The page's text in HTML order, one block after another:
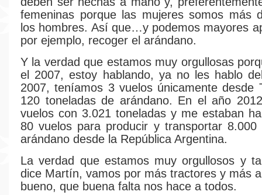
femeninas porque las mujeres somos más
los hombres. Así que…y podemos mayores
por ejemplo, recoger el arándano.
Y la verdad que estamos muy orgullosas
el 2007, estoy hablando, ya no les hablo
2007, teníamos 3 vuelos únicamente desde
120 toneladas de arándano. En el año
vuelos con 3.021 toneladas y me estaban
80 vuelos para producir y transportar 8.000
arándano desde la República Argentina.
La verdad que estamos muy orgullosos y
dice Martín, vamos por más tractores y más
bueno, que buena falta nos hace a todos.